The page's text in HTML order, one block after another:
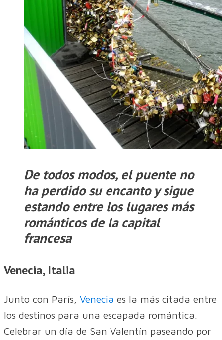
De todos modos, el puente no
ha perdido su encanto y sigue
estando entre los lugares más
románticos de la capital
francesa
Venecia, Italia
Junto con París, Venecia es la más citada entre
los destinos para una escapada romántica.
Celebrar un día de San Valentín paseando por